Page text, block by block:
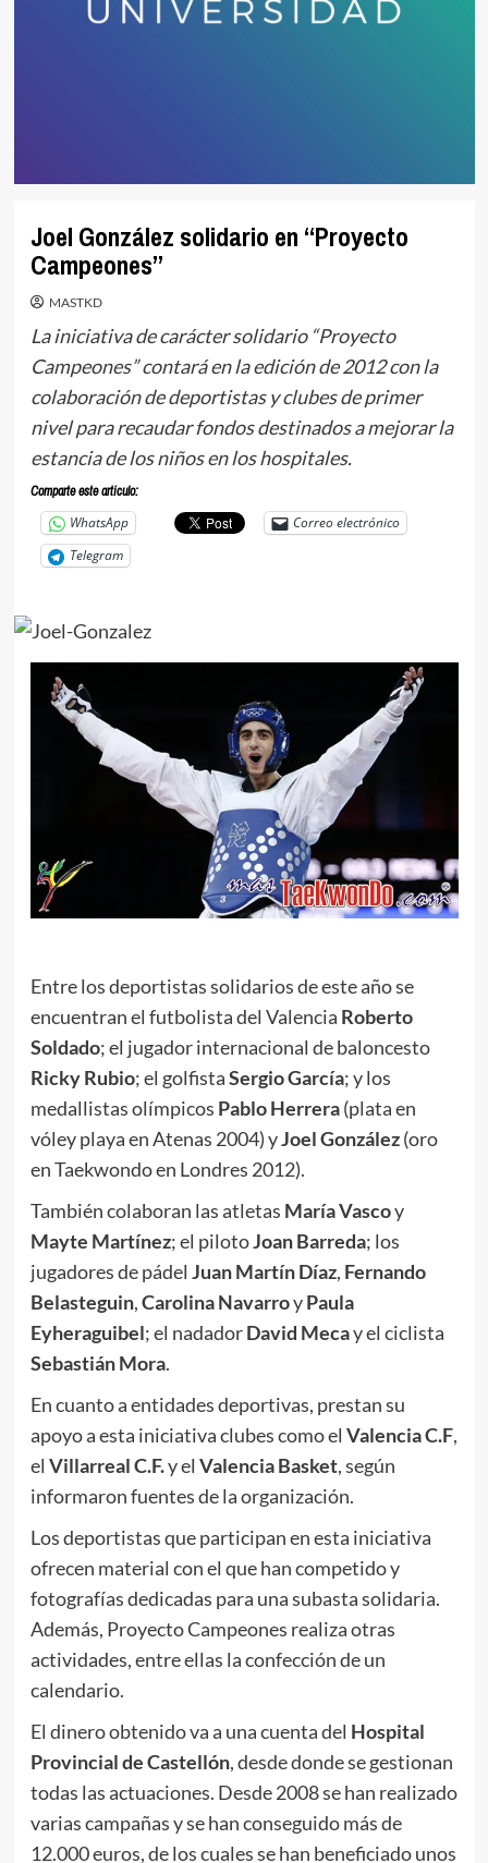
Joel González solidario en “Proyecto
Campeones”
MASTKD
La iniciativa de carácter solidario “Proyecto
Campeones” contará en la edición de 2012 con la
colaboración de deportistas y clubes de primer
nivel para recaudar fondos destinados a mejorar la
estancia de los niños en los hospitales.
Comparte este articulo:
WhatsApp
Correo electrónico
Telegram
Entre los deportistas solidarios de este año se
encuentran el futbolista del Valencia Roberto
Soldado; el jugador internacional de baloncesto
Ricky Rubio; el golfistaSergioGarcía; y los
medallistas olímpicos Pablo Herrera(plata en
vóley playa en Atenas 2004) yJoel González(oro
en Taekwondo en Londres 2012).
También colaboran las atletas María Vascoy
Mayte Martínez; el pilotoJoan Barreda; los
jugadores de pádel Juan Martín Díaz, Fernando
Belasteguin,Carolina NavarroyPaula
Eyheraguibel; el nadadorDavid Mecay el ciclista
Sebastián Mora.
En cuanto a entidades deportivas, prestan su
apoyo a esta iniciativa clubes como el Valencia C.F,
el Villarreal C.F.y el Valencia Basket, según
informaron fuentes de la organización.
Los deportistas que participan en esta iniciativa
ofrecen material con el que han competido y
fotografías dedicadas para una subasta solidaria.
Además, Proyecto Campeones realiza otras
actividades, entre ellas la confección de un
calendario.
El dinero obtenido va a una cuenta del Hospital
Provincial de Castellón, desde donde se gestionan
todas las actuaciones. Desde 2008 se han realizado
varias campañas y se han conseguido más de
12.000 euros, de los cuales se han beneficiado unos